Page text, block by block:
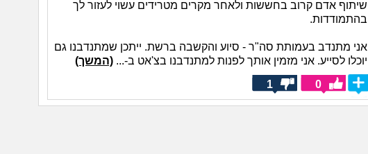
שיתוף אדם קרוב בחששות ולאחר מקרים מטרידים עשוי לעזור לך
בהתמודדות.
אני מתנדב בעמותת סה"ר - סיוע והקשבה ברשת. ייתכן שמתנדבנו גם
יוכלו לסייע. אני מזמין אותך לפנות למתנדבנו בצ'אט ב-... (המשך)
0
1